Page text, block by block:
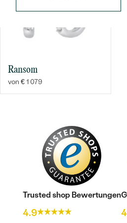
Bestseller
ANSEHEN
Ransom
von € 1 079
Trusted shop Bewertungen
4.9